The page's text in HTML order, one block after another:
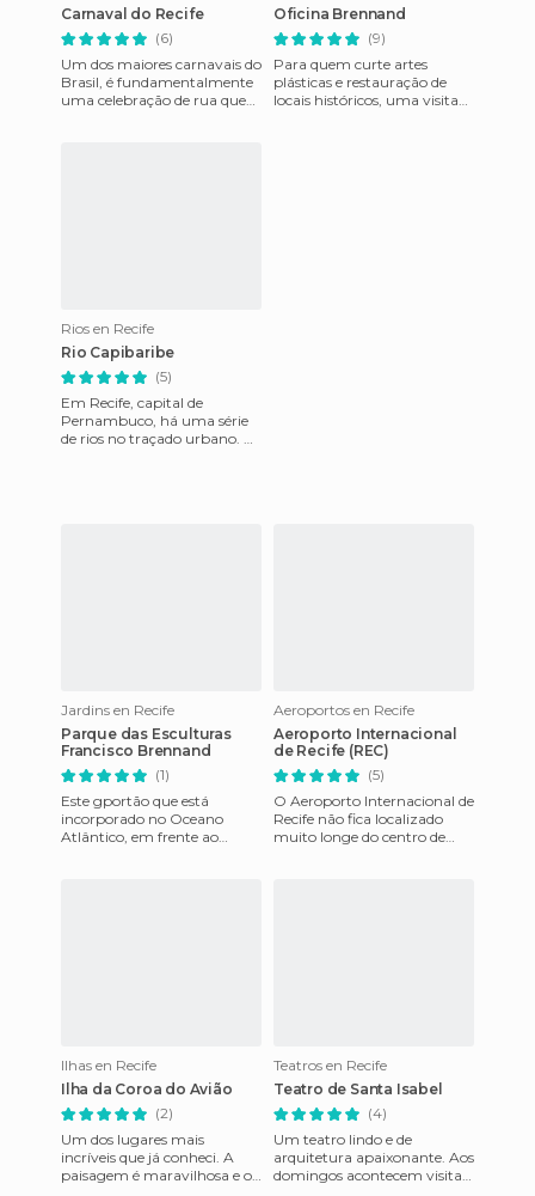
Carnaval do Recife
(6)
Um dos maiores carnavais do
Brasil, é fundamentalmente
uma celebração de rua que
Oficina Brennand
(9)
Para quem curte artes
plásticas e restauração de
locais históricos, uma visita
Rios en Recife
Rio Capibaribe
(5)
Em Recife, capital de
Pernambuco, há uma série
de rios no traçado urbano. O
Jardins en Recife
Parque das Esculturas
Francisco Brennand
(1)
Este gportão que está
incorporado no Oceano
Atlântico, em frente ao
Aeroportos en Recife
Aeroporto Internacional
de Recife (REC)
(5)
O Aeroporto Internacional de
Recife não fica localizado
muito longe do centro de
Ilhas en Recife
Ilha da Coroa do Avião
(2)
Um dos lugares mais
incríveis que já conheci. A
paisagem é maravilhosa e o
Teatros en Recife
Teatro de Santa Isabel
(4)
Um teatro lindo e de
arquitetura apaixonante. Aos
domingos acontecem visitas